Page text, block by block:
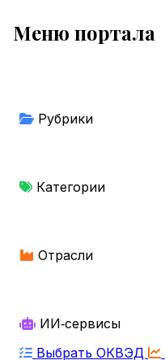
Меню портала
Рубрики
Категории
Отрасли
ИИ‑сервисы
Выбрать ОКВЭД